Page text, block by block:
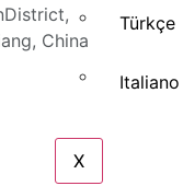
Türkçe
Italiano
X
China